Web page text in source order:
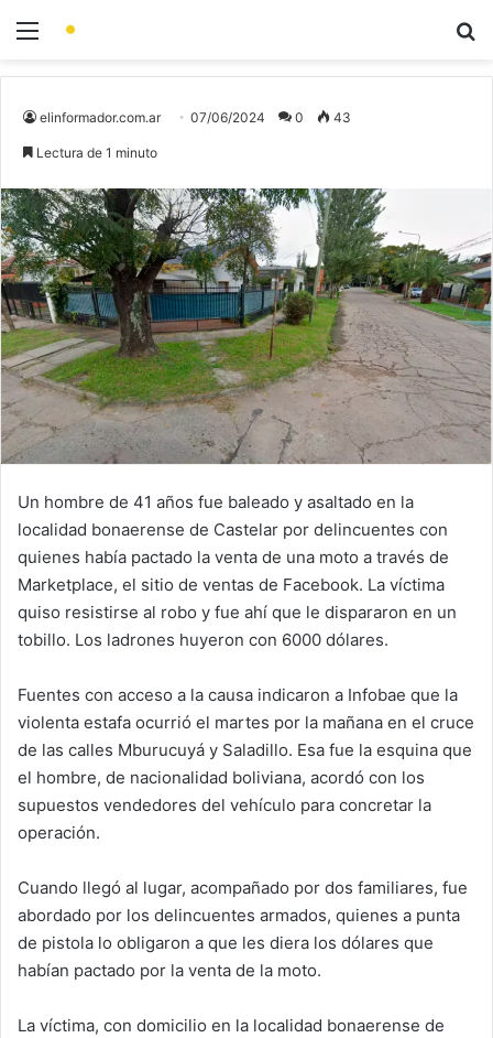
elinformador.com.ar 07/06/2024 0 43
Lectura de 1 minuto
Un hombre de 41 años fue baleado y asaltado en la
localidad bonaerense de Castelar por delincuentes con
quienes había pactado la venta de una moto a través de
Marketplace, el sitio de ventas de Facebook. La víctima
quiso resistirse al robo y fue ahí que le dispararon en un
tobillo. Los ladrones huyeron con 6000 dólares.
Fuentes con acceso a la causa indicaron a Infobae que la
violenta estafa ocurrió el martes por la mañana en el cruce
de las calles Mburucuyá y Saladillo. Esa fue la esquina que
el hombre, de nacionalidad boliviana, acordó con los
supuestos vendedores del vehículo para concretar la
operación.
Cuando llegó al lugar, acompañado por dos familiares, fue
abordado por los delincuentes armados, quienes a punta
de pistola lo obligaron a que les diera los dólares que
habían pactado por la venta de la moto.
La víctima, con domicilio en la localidad bonaerense de